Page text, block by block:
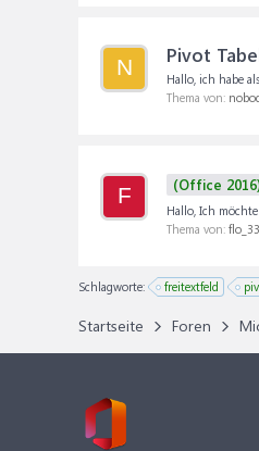
N Pivot
Hallo, ich habe
Thema von:
F (Office
Hallo, Ich
Thema von: flo_33
Schlagworte: freitextfeld
Startseite Foren